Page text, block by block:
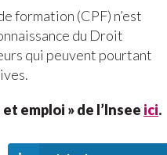
formation (CPF) n’est
du Droit
qui peuvent pourtant
emploi » de l’Insee ici.